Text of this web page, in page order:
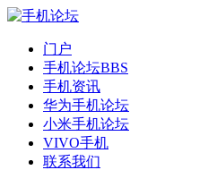
门户
手机论坛BBS
手机资讯
华为手机论坛
小米手机论坛
VIVO手机
联系我们